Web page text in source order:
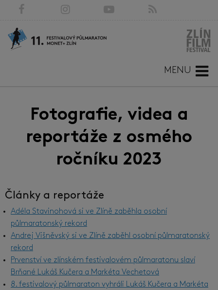
MENU
Fotografie, videa a
reportáže z osmého
ročníku 2023
Články a reportáže
Adéla Stavinohová si ve Zlíně zaběhla osobní
půlmaratonský rekord
Andrej Višněvský si ve Zlíně zaběhl osobní půlmaratonský
rekord
Prvenství ve zlínském festivalovém půlmaratonu slaví
Brňané Lukáš Kučera a Markéta Vechetová
8. festivalový půlmaraton vyhráli Lukáš Kučera a Markéta